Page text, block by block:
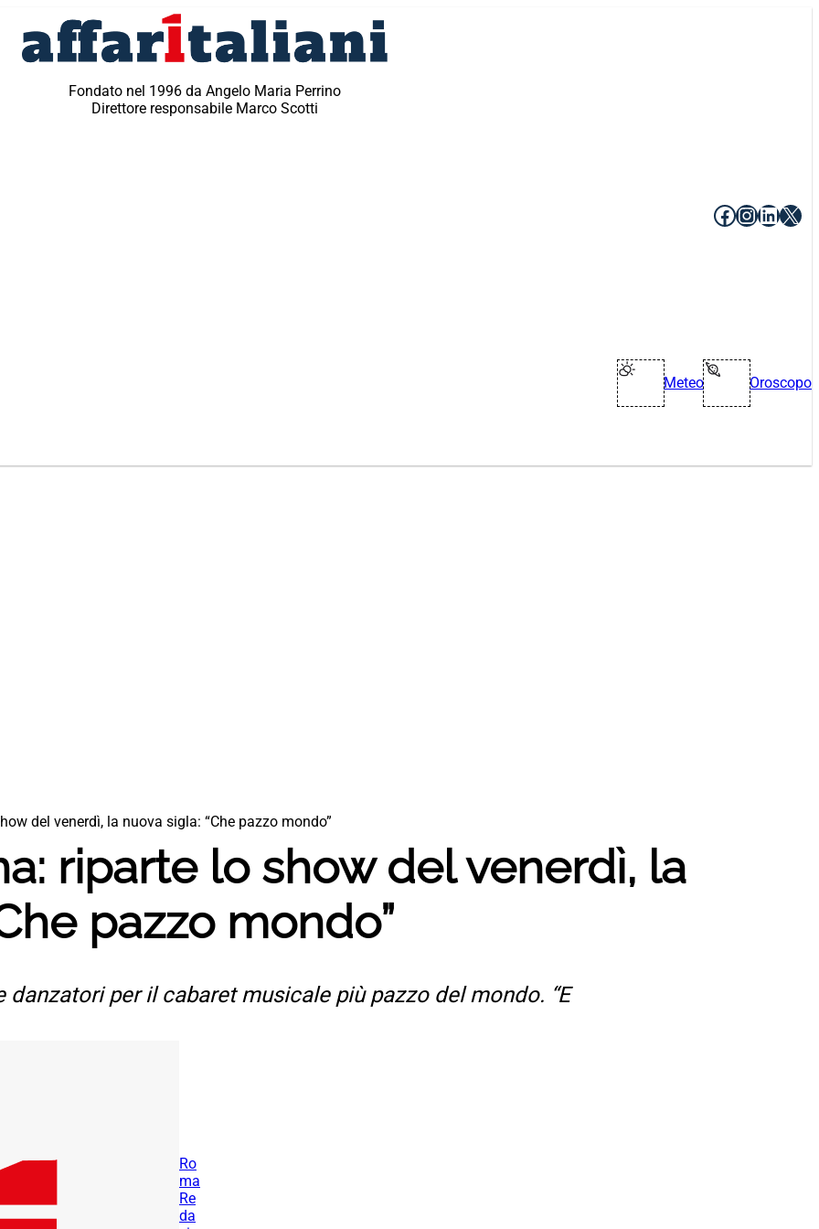
Fondato nel 1996 da Angelo Maria Perrino
Direttore responsabile Marco Scotti
Facebook
X
Meteo Oroscopo
del venerdì, la nuova sigla: “Che pazzo mondo”
riparte lo show del venerdì, la
pazzo mondo”
danzatori per il cabaret musicale più pazzo del mondo. “E
Ro
ma
Re
da